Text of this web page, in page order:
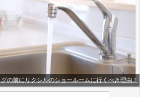
の前にリクシルのショールームに行くべき理由！